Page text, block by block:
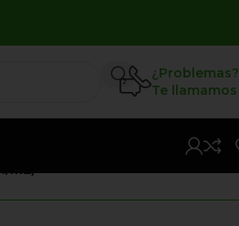
¿Problemas?
Te llamamos